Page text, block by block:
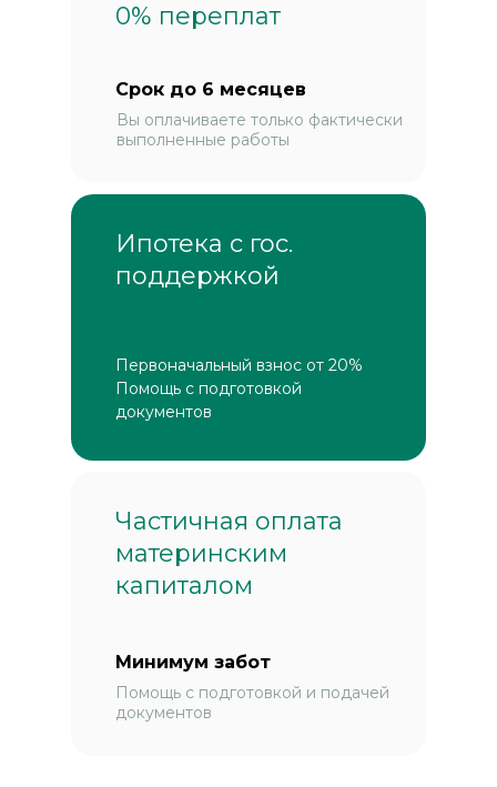
0% переплат
Срок до 6 месяцев
Вы оплачиваете только фактически
выполненные работы
Ипотека с гос.
поддержкой
Частичная оплата
материнским
капиталом
Первоначальный взнос от 20%
Помощь с подготовкой
документов
Минимум забот
Помощь с подготовкой и подачей
документов